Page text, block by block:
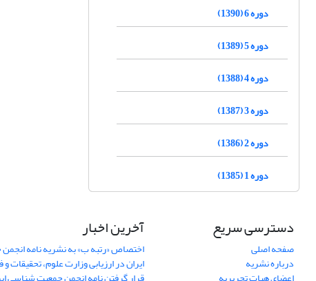
دوره 6 (1390)
دوره 5 (1389)
دوره 4 (1388)
دوره 3 (1387)
دوره 2 (1386)
دوره 1 (1385)
دسترسی سریع
صفحه اصلی
درباره نشریه
آخرین اخبار
اختصاص «رتبه ب» به نشریه نامه
ایران در ارزیابی وزارت علوم، تحقیقات و